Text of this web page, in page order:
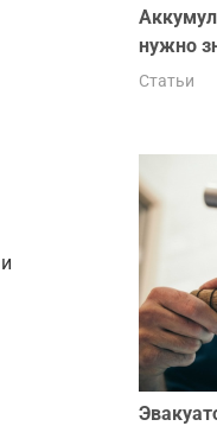
нужно
Статьи